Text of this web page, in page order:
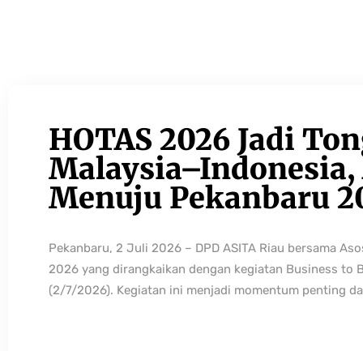
HOTAS 2026 Jadi
Menuju Pekanbaru
Pekanbaru, 2 Juli 2026 – DPD ASITA Riau bersama
2026 yang dirangkaikan dengan kegiatan Business to
(2/7/2026). Kegiatan ini menjadi momentum penting